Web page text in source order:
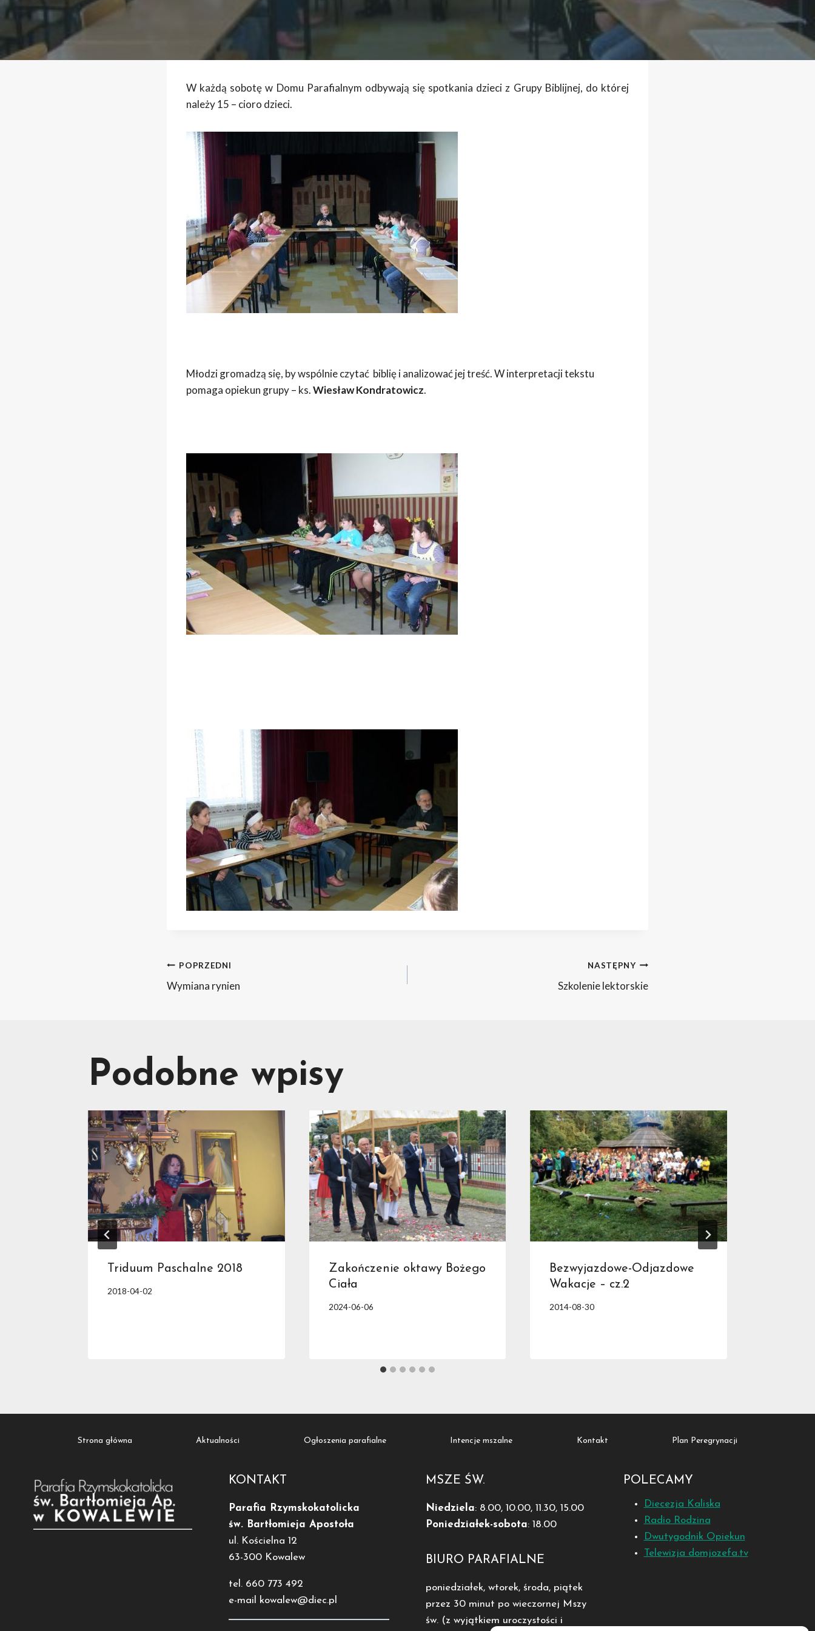
W każdą sobotę w Domu Parafialnym odbywają się spotkania dzieci z Grupy Biblijnej, do której
należy 15 – cioro dzieci.
Młodzi gromadzą się, by wspólnie czytać biblię i analizować jej treść. W interpretacji tekstu
pomaga opiekun grupy – ks.Wiesław Kondratowicz.
Nawigacja
POPRZEDNI
Wymiana rynien
NASTĘPNY
Szkolenie lektorskie
Podobne wpisy
Triduum Paschalne 2018
2018-04-02
Zakończenie oktawy Bożego
Ciała
2024-06-06
Bezwyjazdowe-Odjazdowe
Wakacje – cz.2
2014-08-30
Strona główna Aktualności Ogłoszenia parafialne Intencje mszalne Kontakt Plan Peregrynacji
KONTAKT
Parafia Rzymskokatolicka
św. Bartłomieja Apostoła
ul. Kościelna 12
63-300 Kowalew
tel. 660 773 492
e-mail kowalew@diec.pl
MSZE ŚW.
Niedziela: 8.00, 10.00, 11.30, 15.00
Poniedziałek-sobota: 18.00
BIURO PARAFIALNE
poniedziałek, wtorek, środa, piątek
przez 30 minut po wieczornej Mszy
św. (z wyjątkiem uroczystości i
POLECAMY
Diecezja Kaliska
Radio Rodzina
Dwutygodnik Opiekun
Telewizja domjozefa.tv